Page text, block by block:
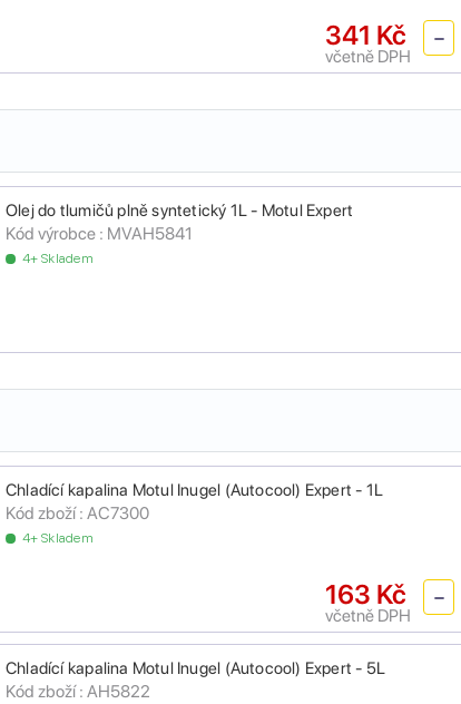
341 Kč
včetně DPH
Olej do tlumičů plně syntetický 1L - Motul Expert
Kód výrobce : MVAH5841
4+ Skladem
Chladící kapalina Motul Inugel (Autocool) Expert - 1L
Kód zboží : AC7300
4+ Skladem
163 Kč
včetně DPH
Chladící kapalina Motul Inugel (Autocool) Expert - 5L
Kód zboží : AH5822